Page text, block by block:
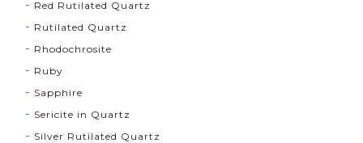
Red Rutilated Quartz
Rutilated Quartz
Rhodochrosite
Ruby
Sapphire
Sericite in Quartz
Silver Rutilated Quartz